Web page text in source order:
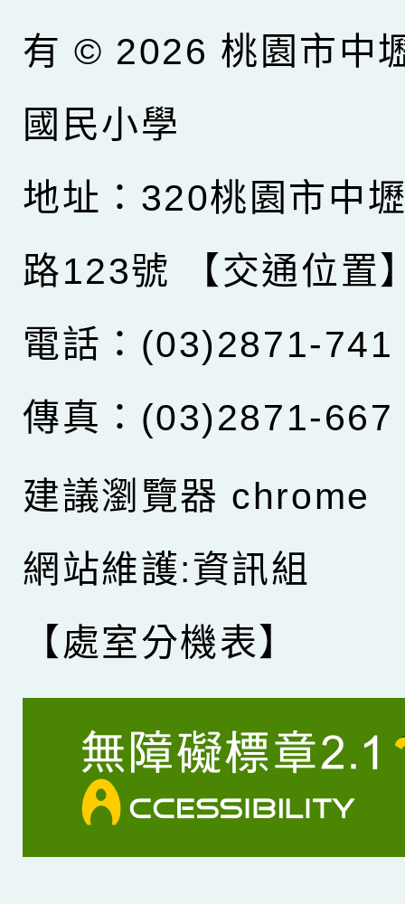
有 © 2026 桃園市中
國民小學
地址：320桃園市中
路123號
【交通位置
電話：(03)2871-741
傳真：(03)2871-667
建議瀏覽器 chrome
網站維護:資訊組
【處室分機表】